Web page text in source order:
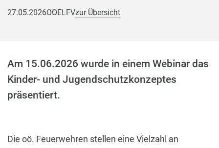
27.05.2026OOELFVzur Übersicht
Am 15.06.2026 wurde in einem Webinar das
Kinder- und Jugendschutzkonzeptes
präsentiert.
Die oö. Feuerwehren stellen eine Vielzahl an